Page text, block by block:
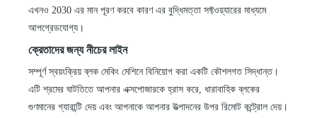
এখনও 2030 এর মান পূরণ করবে কারণ এর বুদ্ধিমত্তা সফ্টওয়্যারের মাধ্যমে
আপগ্রেডযোগ্য।
ক্রেতাদের জন্য নীচের লাইন
সম্পূর্ণ স্বয়ংক্রিয় ব্লক মেকিং মেশিনে বিনিয়োগ করা একটি কৌশলগত সিদ্ধান্ত।
এটি শ্রমের ঘাটতিতে আপনার এক্সপোজারকে হ্রাস করে, ধারাবাহিক ব্লকের
গুণমানের গ্যারান্টি দেয় এবং আপনাকে আপনার উত্পাদনের উপর রিমোট কন্ট্রোল দেয়।